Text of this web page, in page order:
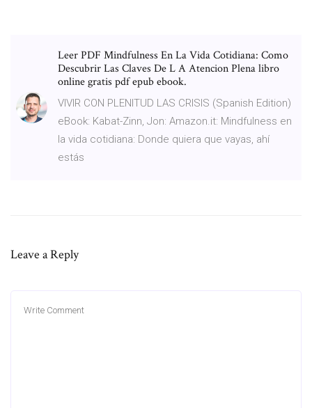
Leer PDF Mindfulness En La Vida Cotidiana: Como
Descubrir Las Claves De L A Atencion Plena libro
online gratis pdf epub ebook.
VIVIR CON PLENITUD LAS CRISIS (Spanish Edition)
eBook: Kabat-Zinn, Jon: Amazon.it: Mindfulness en
la vida cotidiana: Donde quiera que vayas, ahí
estás
Leave a Reply